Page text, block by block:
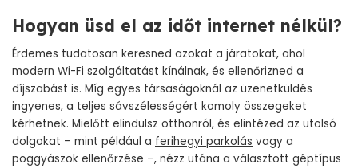
Hogyan üsd el az időt internet nélkül?
Érdemes tudatosan keresned azokat a járatokat, ahol
modern Wi-Fi szolgáltatást kínálnak, és ellenőrizned a
díjszabást is. Míg egyes társaságoknál az üzenetküldés
ingyenes, a teljes sávszélességért komoly összegeket
kérhetnek. Mielőtt elindulsz otthonról, és elintézed az utolsó
dolgokat – mint például a ferihegyi parkolás vagy a
poggyászok ellenőrzése –, nézz utána a választott géptípus